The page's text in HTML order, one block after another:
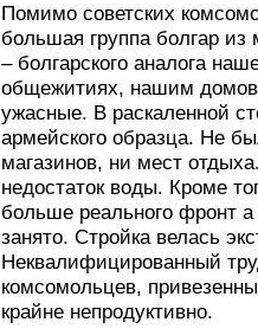
Помимо советских
большая группа болгар
– болгарского аналога
общежитиях, нашим
ужасные. В раскаленной
армейского образца. Не
магазинов, ни мест
недостаток воды. Кроме
больше реального фронт
занято. Стройка велась
Неквалифицированный
комсомольцев,
крайне непродуктивно.